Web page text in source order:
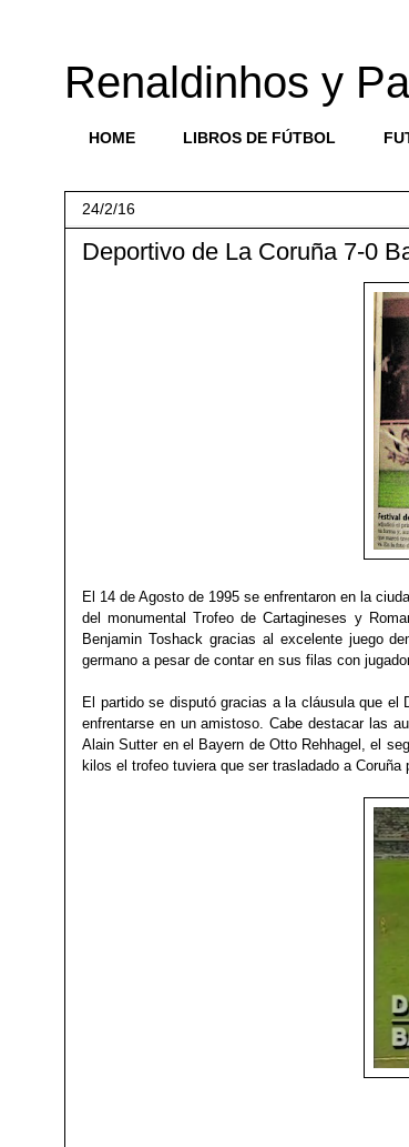
Renaldinhos y
HOME LIBROS DE FÚTBOL
24/2/16
Deportivo de La Coruña 7-0
El 14 de Agosto de 1995 se enfrentaron en la
del monumental Trofeo de Cartagineses y
Benjamin Toshack gracias al excelente juego
germano a pesar de contaren sus filas con
El partido se disputó gracias a la cláusula que el
enfrentarse en un amistoso. Cabe destacar las
Alain Sutter en el Bayern de Otto Rehhagel, el
kilos el trofeo tuviera que ser trasladado a Coruña